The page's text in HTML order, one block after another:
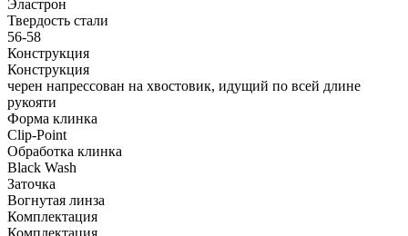
Эластрон
Твердость стали
56-58
Конструкция
Конструкция
черен напрессован на хвостовик, идущий по всей длине
рукояти
Форма клинка
Clip-Point
Обработка клинка
Black Wash
Заточка
Вогнутая линза
Комплектация
Комплектация